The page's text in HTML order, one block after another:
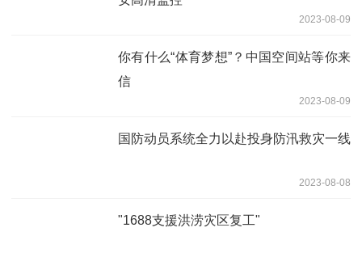
2023-08-09
你有什么“体育梦想”？中国空间站等你来
信
2023-08-09
国防动员系统全力以赴投身防汛救灾一线
2023-08-08
"1688支援洪涝灾区复工"